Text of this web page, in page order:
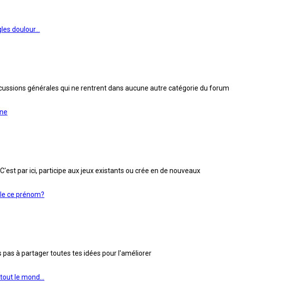
doulour…
générales qui ne rentrent dans aucune autre catégorie du forum
par ici, participe aux jeux existants ou crée en de nouveaux
ce prénom?
à partager toutes tes idées pour l'améliorer
le mond…